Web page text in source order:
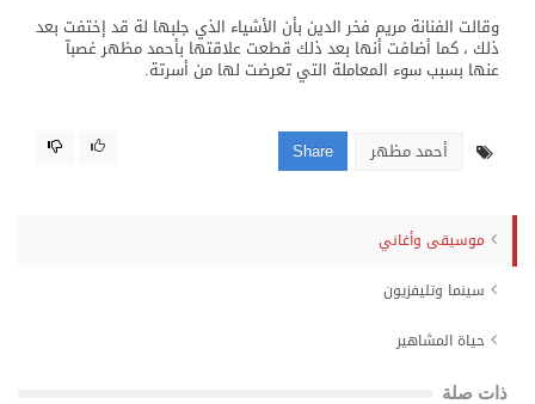
وقالت الفنانة مريم فخر الدين بأن الأشياء الذي جلبها لة قد إختفت بعد
ذلك ، كما أضافت أنها بعد ذلك قطعت علاقتها بأحمد مظهر غصبآ
عنها بسبب سوء المعاملة التي تعرضت لها من أسرتة.
أحمد مظهر Share
موسيقى وأغاني
سينما وتليفزيون
حياة المشاهير
ذات صلة